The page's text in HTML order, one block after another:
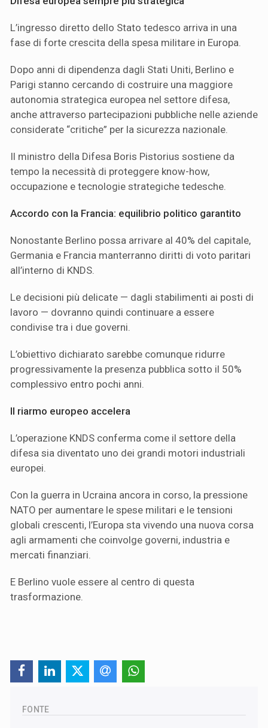
L’ingresso diretto dello Stato tedesco arriva in una
fase di forte crescita della spesa militare in Europa.
Dopo anni di dipendenza dagli Stati Uniti, Berlino e
Parigi stanno cercando di costruire una maggiore
autonomia strategica europea nel settore difesa,
anche attraverso partecipazioni pubbliche nelle aziende
considerate “critiche” per la sicurezza nazionale.
Il ministro della Difesa Boris Pistorius sostiene da
tempo la necessità di proteggere know-how,
occupazione e tecnologie strategiche tedesche.
Accordo con la Francia: equilibrio politico garantito
Nonostante Berlino possa arrivare al 40% del capitale,
Germania e Francia manterranno diritti di voto paritari
all’interno di KNDS.
Le decisioni più delicate — dagli stabilimenti ai posti di
lavoro — dovranno quindi continuare a essere
condivise tra i due governi.
L’obiettivo dichiarato sarebbe comunque ridurre
progressivamente la presenza pubblica sotto il 50%
complessivo entro pochi anni.
Il riarmo europeo accelera
L’operazione KNDS conferma come il settore della
difesa sia diventato uno dei grandi motori industriali
europei.
Con la guerra in Ucraina ancora in corso, la pressione
NATO per aumentare le spese militari e le tensioni
globali crescenti, l’Europa sta vivendo una nuova corsa
agli armamenti che coinvolge governi, industria e
mercati finanziari.
E Berlino vuole essere al centro di questa
trasformazione.
FONTE